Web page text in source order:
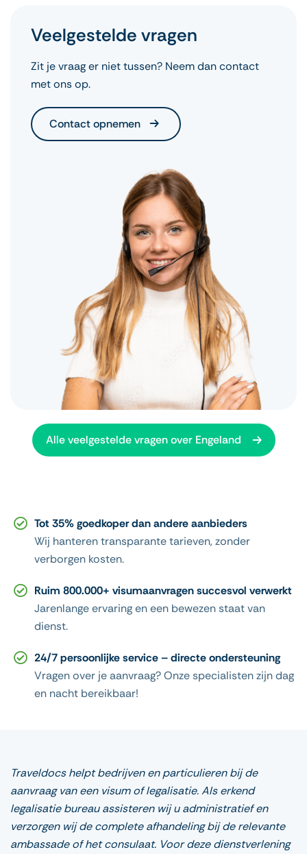
wij foutloos je ETA voor Engeland. Binnen 3
Veelgestelde vragen
Zit je vraag er niet tussen? Neem dan contact
met ons op.
Contact opnemen
Alle veelgestelde vragen over Engeland
Tot 35% goedkoper dan andere aanbieders
Wij hanteren transparante tarieven, zonder
verborgen kosten.
Ruim 800.000+ visumaanvragen succesvol verwerkt
Jarenlange ervaring en een bewezen staat van
dienst.
24/7 persoonlijke service – directe ondersteuning
Vragen over je aanvraag? Onze specialisten zijn dag
en nacht bereikbaar!
Traveldocs helpt bedrijven en particulieren bij de
aanvraag van een visum of legalisatie. Als erkend
legalisatie bureau assisteren wij u administratief en
verzorgen wij de complete afhandeling bij de relevante
ambassade of het consulaat. Voor deze dienstverlening